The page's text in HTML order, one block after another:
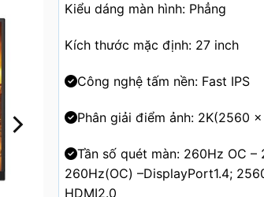
Kiểu dáng màn hình: Phẳng
Kích thước mặc định: 27 inch
Công nghệ tấm nền: Fast IPS
Phân giải điểm ảnh: 2K(2560
Tần số quét màn: 260Hz OC –
260Hz(OC) –DisplayPort1.4;
HDMI2.0